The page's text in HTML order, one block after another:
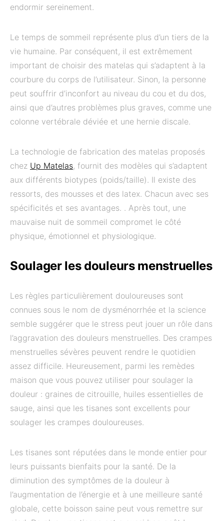
endormir sereinement.
Le temps de sommeil représente plus d’un tiers de la
vie humaine. Par conséquent, il est extrêmement
important de choisir des matelas qui s’adaptent à la
courbure du corps de l’utilisateur. Sinon, la personne
peut souffrir d’inconfort au niveau du cou et du dos,
ainsi que d’autres problèmes plus graves, comme une
colonne vertébrale déviée et une hernie discale.
La technologie de fabrication des matelas proposés
chez Up Matelas, fournit des modèles qui s’adaptent
aux différents biotypes (poids/taille). Il existe des
ressorts, des mousses et des latex. Chacun avec ses
spécificités et ses avantages. . Après tout, une
mauvaise nuit de sommeil compromet le côté
physique, émotionnel et physiologique.
Soulager les douleurs menstruelles
Les règles particulièrement douloureuses sont
connues sous le nom de dysménorrhée et la science
semble suggérer que le stress peut jouer un rôle dans
l’aggravation des douleurs menstruelles. Des crampes
menstruelles sévères peuvent rendre le quotidien
assez difficile. Heureusement, parmi les remèdes
maison que vous pouvez utiliser pour soulager la
douleur : graines de citrouille, huiles essentielles de
sauge, ainsi que les tisanes sont excellents pour
soulager les crampes douloureuses.
Les tisanes sont réputées dans le monde entier pour
leurs puissants bienfaits pour la santé. De la
diminution des symptômes de la douleur à
l’augmentation de l’énergie et à une meilleure santé
globale, cette boisson saine peut vous remettre sur